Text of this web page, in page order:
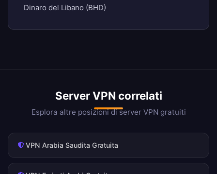
Dinaro del Libano (BHD)
Server VPN correlati
Esplora altre posizioni di server VPN gratuiti
VPN Arabia Saudita Gratuita